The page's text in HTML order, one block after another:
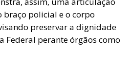
braço policial e o corpo
preservar a dignidade
Federal perante órgãos como